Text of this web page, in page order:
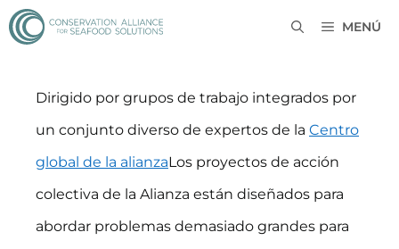
MENÚ
Dirigido por grupos de trabajo integrados por
un conjunto diverso de expertos de la Centro
global de la alianzaLos proyectos de acción
colectiva de la Alianza están diseñados para
abordar problemas demasiado grandes para